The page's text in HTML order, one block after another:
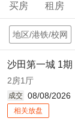
买房 租房
地区/港铁/校网
2房1厅
成交 08/08/2026
相关放盘